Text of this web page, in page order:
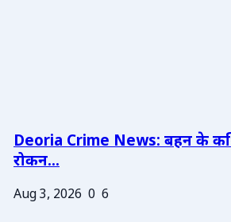
Deoria Crime News: बहन के
रोकन...
Aug 3, 2026 0 6